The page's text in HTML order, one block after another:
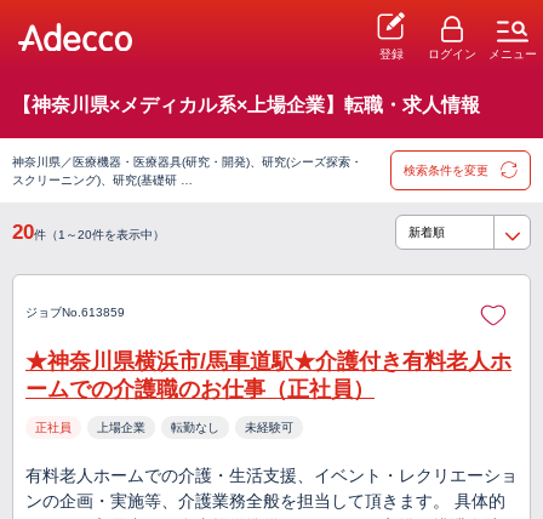
登録 ログイン メニュー
【神奈川県×メディカル系×上場企業】転職・求人情報
神奈川県／医療機器・医療器具(研究・開発)、研究(シーズ探索・
スクリーニング)、研究(基礎研 …
検索条件を変更
20件（1～20件を表示中）
ジョブNo.613859
★神奈川県横浜市/馬車道駅★介護付き有料老人ホ
ームでの介護職のお仕事（正社員）
正社員 上場企業 転勤なし 未経験可
有料老人ホームでの介護・生活支援、イベント・レクリエーショ
ンの企画・実施等、介護業務全般を担当して頂きます。 具体的